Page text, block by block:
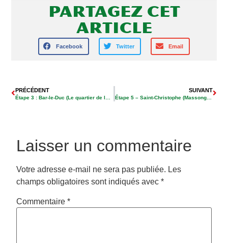
Partagez cet
article
Facebook Twitter Email
PRÉCÉDENT SUIVANT
Étape 5 – Saint-Christophe (Massonges – Partie 2)
Laisser un commentaire
Votre adresse e-mail ne sera pas publiée. Les
champs obligatoires sont indiqués avec*
Commentaire*